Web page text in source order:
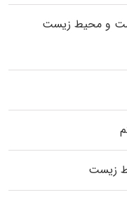
و محیط زیست
زیست